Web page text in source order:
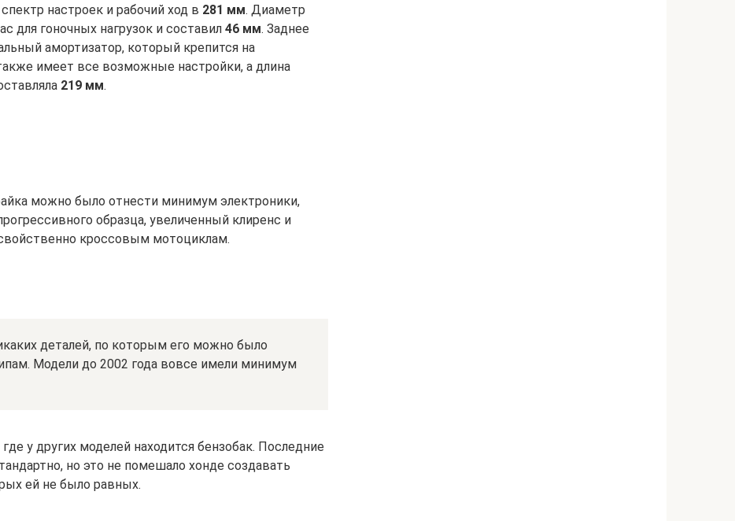
настроек и рабочий ход в 281 мм. Диаметр
для гоночных нагрузок и составил 46 мм. Заднее
амортизатор, который крепится на
имеет все возможные настройки, а длина
219 мм.
можно было отнести минимум электроники,
образца, увеличенный клиренс и
кроссовым мотоциклам.
деталей, по которым его можно было
Модели до 2002 года вовсе имели минимум
у других моделей находится бензобак. Последние
но это не помешало хонде создавать
ей не было равных.